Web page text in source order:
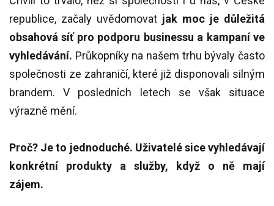
republice, začaly uvědomovat jak moc je důležitá
obsahová síť pro podporu businessu a kampaní ve
vyhledávání. Průkopníky na našem trhu bývaly často
společnosti ze zahraničí, které již disponovali silným
brandem. V posledních letech se však situace
výrazně mění.
Proč? Je to jednoduché. Uživatelé sice vyhledávají
konkrétní produkty a služby, když o ně mají
zájem.